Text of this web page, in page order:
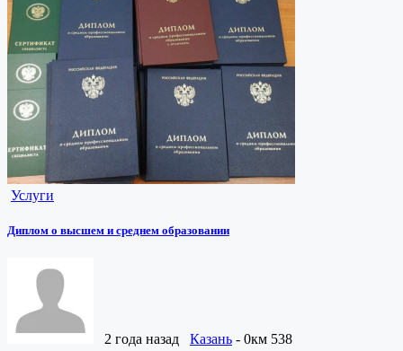
Услуги
Диплом о высшем и среднем образовании
2 года назад Казань - 0км 538